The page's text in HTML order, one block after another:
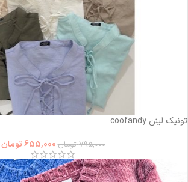
تونیک لینن coofandy
795,000 تومان655,000تومان